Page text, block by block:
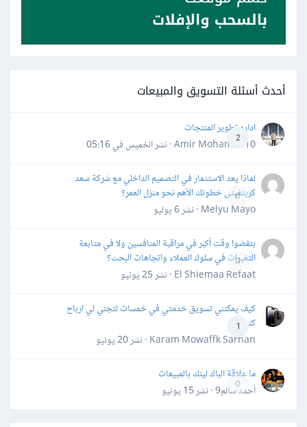
أحدث أسئلة التسويق والمبيعات
2
اداره تطوير المنتجات
Amir Mohamed10 · نشر
الخميس في 05:16
0
لماذا يعد الاستثمار في التصميم الداخلي مع شركة سعد
كريتفيتى خطوتك الأهم نحو منزل العمر؟
Melyu Mayo · نشر
6 يوليو
0
بتقضوا وقت أكبر في مراقبة المنافسين ولا في متابعة
التغيرات في سلوك العملاء واتجاهات البحث؟
El Shiemaa Refaat · نشر
25 يونيو
1
كيف يمكنني تسويق خدمتي في خمسات لتجني لي ارباح
كثيرة
Karam Mowaffk Sarhan · نشر
20 يونيو
0
ما علاقة الباك لينك بالمبيعات
أحمد سالم9 · نشر
15 يونيو